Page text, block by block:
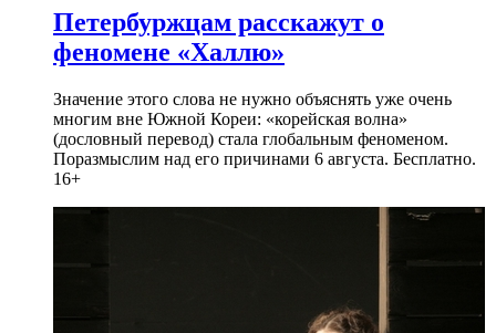
Петербуржцам расскажут о
феномене «Халлю»
Значение этого слова не нужно объяснять уже очень
многим вне Южной Кореи: «корейская волна»
(дословный перевод) стала глобальным феноменом.
Поразмыслим над его причинами 6 августа. Бесплатно.
16+